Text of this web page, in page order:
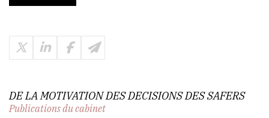
DE LA MOTIVATION DES DECISIONS DES SAFERS
Publications du cabinet